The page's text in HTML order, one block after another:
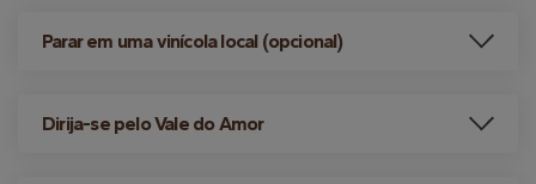
Parar em uma vinícola local (opcional)
Dirija-se pelo Vale do Amor